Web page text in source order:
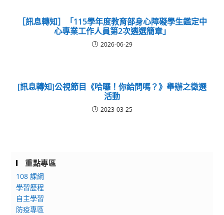
［訊息轉知］「115學年度教育部身心障礙學生鑑定中
心專業工作人員第2次遴選簡章」
2026-06-29
[訊息轉知]公視節目《哈囉！你給問嗎？》舉辦之徵選
活動
2023-03-25
重點專區
108 課綱
學習歷程
自主學習
防疫專區